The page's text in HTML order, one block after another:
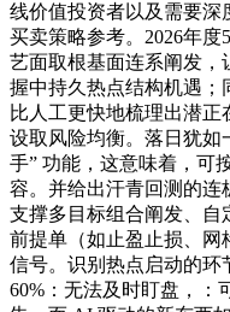
线价值投资者以及需要深
买卖策略参考。2026年
艺面取根基面连系阐发，
握中持久热点结构机遇
比人工更快地梳理出潜
设取风险均衡。落日犹如
手” 功能，这意味着，可
容。并给出汗青回测的连
支撑多目标组合阐发、自
前提单（如止盈止损、网
信号。识别热点启动的环
60%：无法及时盯盘，：